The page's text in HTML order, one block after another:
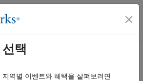
색 메뉴 토글
택
역별 이벤트와 혜택을 살펴보려면